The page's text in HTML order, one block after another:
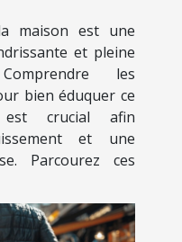
maison est une
et pleine
les
bien éduquer ce
est crucial afin
et une
Parcourez ces